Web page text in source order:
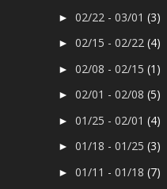
►02/22 - 03/01(3)
►02/15 - 02/22(4)
►02/08 - 02/15(1)
►02/01 - 02/08(5)
►01/25 - 02/01(4)
►01/18 - 01/25(3)
►01/11 - 01/18(7)